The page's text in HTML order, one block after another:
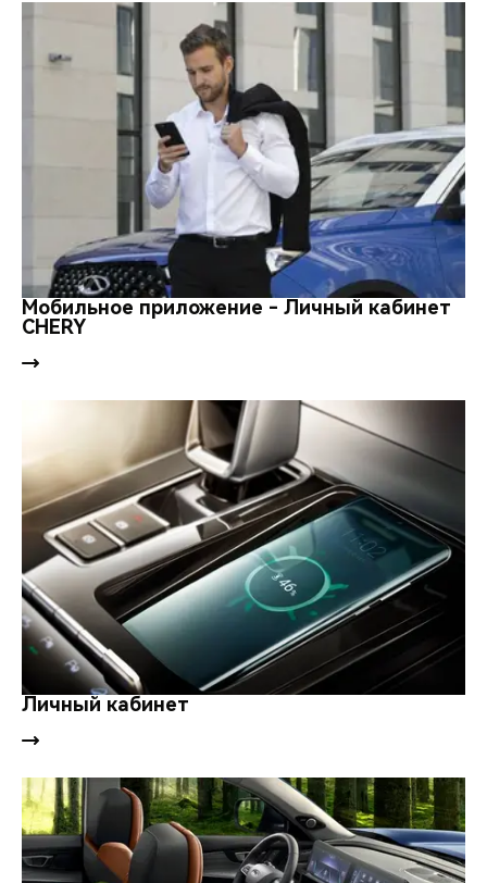
Мобильное приложение - Личный кабинет
CHERY
Личный кабинет